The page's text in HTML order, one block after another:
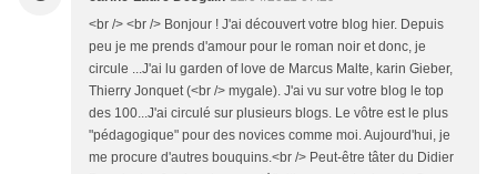
<br /> <br /> Bonjour ! J'ai découvert votre blog hier. Depuis
peu je me prends d'amour pour le roman noir et donc, je
circule ...J'ai lu garden of love de Marcus Malte, karin Gieber,
Thierry Jonquet (<br /> mygale). J'ai vu sur votre blog le top
des 100...J'ai circulé sur plusieurs blogs. Le vôtre est le plus
"pédagogique" pour des novices comme moi. Aujourd'hui, je
me procure d'autres bouquins.<br /> Peut-être tâter du Didier